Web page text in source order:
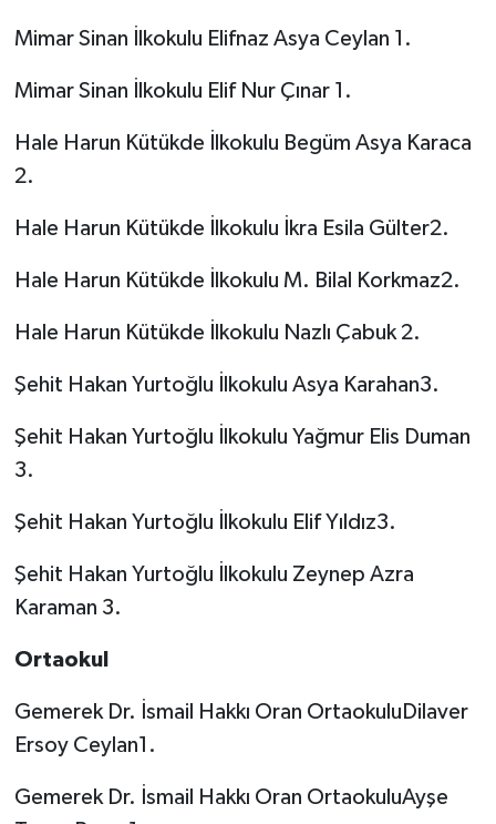
Mimar Sinan İlkokulu Elifnaz Asya Ceylan 1.
Mimar Sinan İlkokulu Elif Nur Çınar 1.
Hale Harun Kütükde İlkokulu Begüm Asya Karaca
2.
Hale Harun Kütükde İlkokulu İkra Esila Gülter2.
Hale Harun Kütükde İlkokulu M. Bilal Korkmaz2.
Hale Harun Kütükde İlkokulu Nazlı Çabuk 2.
Şehit Hakan Yurtoğlu İlkokulu Asya Karahan3.
Şehit Hakan Yurtoğlu İlkokulu Yağmur Elis Duman
3.
Şehit Hakan Yurtoğlu İlkokulu Elif Yıldız3.
Şehit Hakan Yurtoğlu İlkokulu Zeynep Azra
Karaman 3.
Ortaokul
Gemerek Dr. İsmail Hakkı Oran OrtaokuluDilaver
Ersoy Ceylan1.
Gemerek Dr. İsmail Hakkı Oran OrtaokuluAyşe